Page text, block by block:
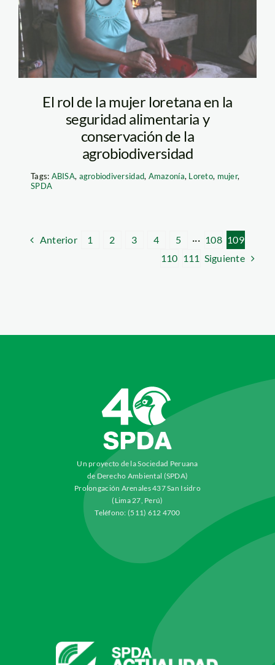
El rol de la mujer loretana en la
seguridad alimentaria y
conservación de la
agrobiodiversidad
Tags: ABISA, agrobiodiversidad, Amazonía, Loreto, mujer,
SPDA
Anterior 1 2 3 4 5 ··· 108 109
110 111 Siguiente
Un proyecto de la Sociedad Peruana
de Derecho Ambiental (SPDA)
Prolongación Arenales 437 San Isidro
(Lima 27, Perú)
Teléfono: (511) 612 4700